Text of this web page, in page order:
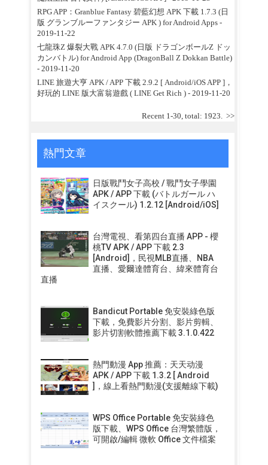
RPG APP：Granblue Fantasy 碧藍幻想 APK 下載 1.7.3 (日
版 グランブルーファンタジー APK ) for Android Apps -
2019-11-22
七龍珠Z 爆裂大戰 APK 4.7.0 (日版 ドラゴンボールZ ドッ
カンバトル) for Android App (DragonBall Z Dokkan Battle)
- 2019-11-20
LINE 旅遊大亨 APK / APP 下載 2.9.2 [ Android/iOS APP ]，
好玩的 LINE 版大富翁遊戲 ( LINE Get Rich )- 2019-11-20
Recent 1-30, total: 1923. >>
熱門文章
日版戰鬥女子高校 / 戰鬥女子學園
APK / APP 下載 (バトルガール ハ
イスクール) 1.2.12 [Android/iOS]
台灣電視、看第四台直播 APP - 櫻
桃TV APK / APP 下載 2.3
[Android]，民視MLB直播、NBA
直播、愛爾達體育台、緯來體育台
直播
Bandicut Portable 免安裝綠色版
下載，免費影片分割、影片剪輯、
影片切割軟體推薦下載 3.1.0.422
熱門動漫 App 推薦：天天动漫
APK / APP 下載 1.3.2 [ Android
]，線上看熱門動漫(支援離線下載)
WPS Office Portable 免安裝綠色
版下載、WPS Office 台灣繁體版，
可開啟/編輯 微軟 Office 文件檔案